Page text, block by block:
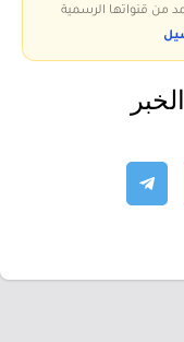
من قنواتها الرسمية